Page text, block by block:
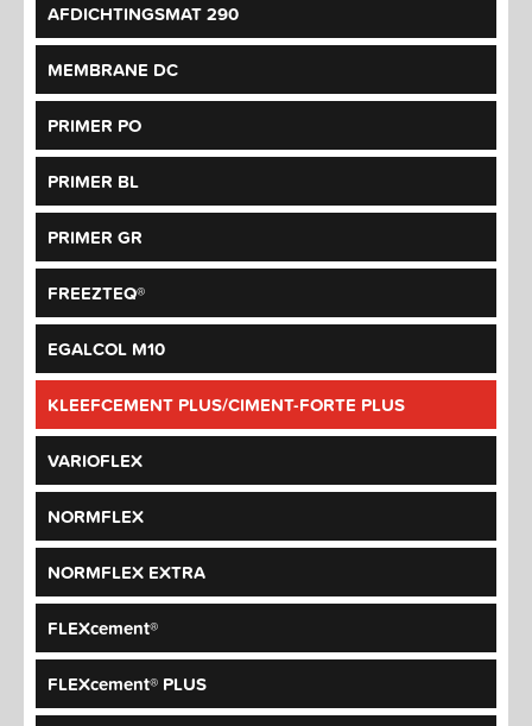
AFDICHTINGSMAT 290
MEMBRANE DC
PRIMER PO
PRIMER BL
PRIMER GR
FREEZTEQ®
EGALCOL M10
KLEEFCEMENT PLUS/CIMENT-FORTE PLUS
VARIOFLEX
NORMFLEX
NORMFLEX EXTRA
FLEXcement®
FLEXcement® PLUS